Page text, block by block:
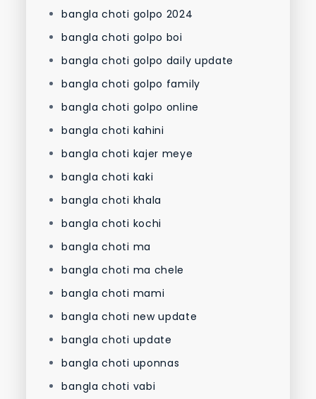
bangla choti golpo 2024
bangla choti golpo boi
bangla choti golpo daily update
bangla choti golpo family
bangla choti golpo online
bangla choti kahini
bangla choti kajer meye
bangla choti kaki
bangla choti khala
bangla choti kochi
bangla choti ma
bangla choti ma chele
bangla choti mami
bangla choti new update
bangla choti update
bangla choti uponnas
bangla choti vabi